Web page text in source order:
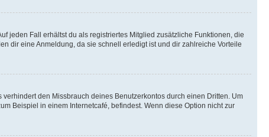
jeden Fall erhältst du als registriertes Mitglied zusätzliche Funktionen, die
dir eine Anmeldung, da sie schnell erledigt ist und dir zahlreiche Vorteile
den Missbrauch deines Benutzerkontos durch einen Dritten. Um
Beispiel in einem Internetcafé, befindest. Wenn diese Option nicht zur